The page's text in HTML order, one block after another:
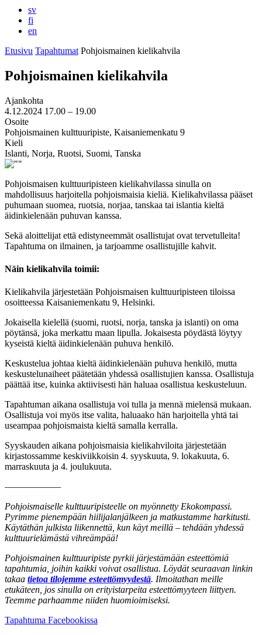
sv
fi
en
Etusivu Tapahtumat Pohjoismainen kielikahvila
Pohjoismainen kielikahvila
Ajankohta
4.12.2024 17.00 – 19.00
Osoite
Pohjoismainen kulttuuripiste, Kaisaniemenkatu 9
Kieli
Islanti, Norja, Ruotsi, Suomi, Tanska
Pohjoismaisen kulttuuripisteen kielikahvilassa sinulla on
mahdollisuus harjoitella pohjoismaisia kieliä. Kielikahvilassa pääset
puhumaan suomea, ruotsia, norjaa, tanskaa tai islantia kieltä
äidinkielenään puhuvan kanssa.
Sekä aloittelijat että edistyneemmät osallistujat ovat tervetulleita!
Tapahtuma on ilmainen, ja tarjoamme osallistujille kahvit.
Näin kielikahvila toimii:
Kielikahvila järjestetään Pohjoismaisen kulttuuripisteen tiloissa
osoitteessa Kaisaniemenkatu 9, Helsinki.
Jokaisella kielellä (suomi, ruotsi, norja, tanska ja islanti) on oma
pöytänsä, joka merkattu maan lipulla. Jokaisesta pöydästä löytyy
kyseistä kieltä äidinkielenään puhuva henkilö.
Keskustelua johtaa kieltä äidinkielenään puhuva henkilö, mutta
keskustelunaiheet päätetään yhdessä osallistujien kanssa. Osallistuja
päättää itse, kuinka aktiivisesti hän haluaa osallistua keskusteluun.
Tapahtuman aikana osallistuja voi tulla ja mennä mielensä mukaan.
Osallistuja voi myös itse valita, haluaako hän harjoitella yhtä tai
useampaa pohjoismaista kieltä samalla kerralla.
Syyskauden aikana pohjoismaisia kielikahviloita järjestetään
kirjastossamme keskiviikkoisin 4. syyskuuta, 9. lokakuuta, 6.
marraskuuta ja 4. joulukuuta.
––––––––––––
Pohjoismaiselle kulttuuripisteelle on myönnetty Ekokompassi.
Pyrimme pienempään hiilijalanjälkeen ja matkustamme harkitusti.
Käytäthän julkista liikennettä, kun käyt meillä – tehdään yhdessä
kulttuurielämästä vihreämpää!
Pohjoismainen kulttuuripiste pyrkii järjestämään esteettömiä
tapahtumia, joihin kaikki voivat osallistua. Löydät seuraavan linkin
takaa tietoa tilojemme esteettömyydestä. Ilmoitathan meille
etukäteen, jos sinulla on erityistarpeita esteettömyyteen liittyen.
Teemme parhaamme niiden huomioimiseksi.
Tapahtuma Facebookissa